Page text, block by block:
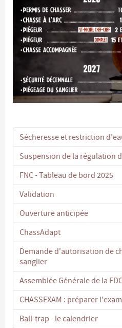
Sécheresse et restriction
Suspension de la régulation
FNC - Tableau de bord 2025
Validation
Ouverture anticipée
ChassAdapt
Demande d'autorisation de
sanglier
Assemblée Générale de la
CHASSEXAM : préparer
Ball-trap - le calendrier